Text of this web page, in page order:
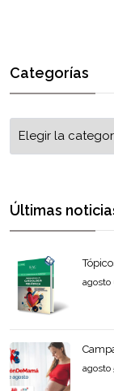
Categorías
Últimas
agosto